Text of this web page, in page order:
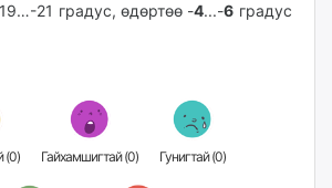
21 градус, өдөртөө -4...-6 градус
Хөгжилтэй (0) Гайхамшигтай (0) Гунигтай (0)